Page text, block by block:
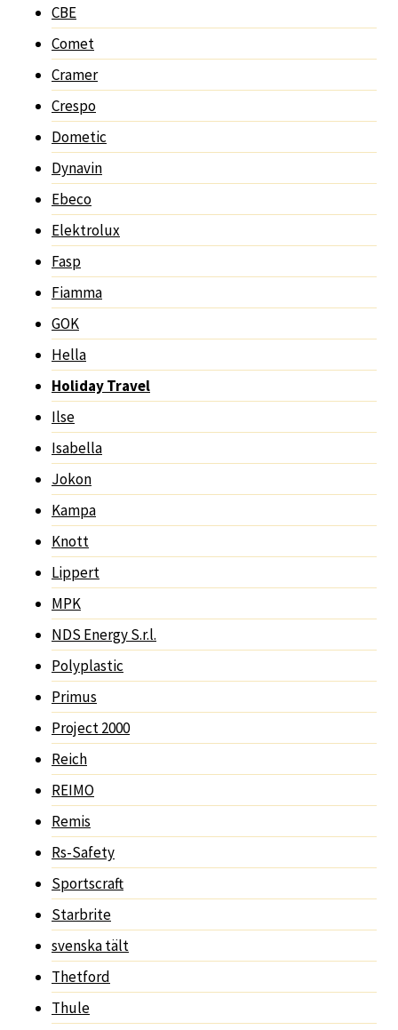
CBE
Comet
Cramer
Crespo
Dometic
Dynavin
Ebeco
Elektrolux
Fasp
Fiamma
GOK
Hella
Holiday Travel
Ilse
Isabella
Jokon
Kampa
Knott
Lippert
MPK
NDS Energy S.r.l.
Polyplastic
Primus
Project 2000
Reich
REIMO
Remis
Rs-Safety
Sportscraft
Starbrite
svenska tält
Thetford
Thule